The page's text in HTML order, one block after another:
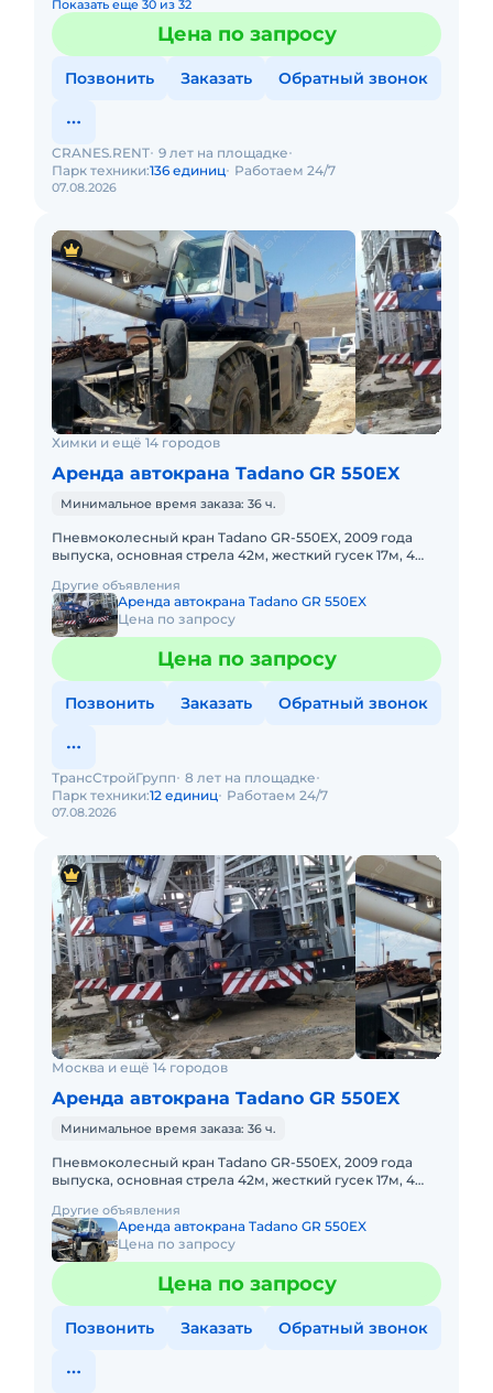
Показать еще 30 из 32
Цена по запросу
Позвонить Заказать Обратный звонок
07.08.2026
CRANES.RENT 9 лет на площадке
Парк техники:136 единиц Работаем 24/7
Химки и ещё 14 городов
Аренда автокрана Tadano GR 550EX
Минимальное время заказа: 36 ч.
Пневмоколесный кран Tadano GR-550EX, 2009 года
выпуска, основная стрела 42м, жесткий гусек 17м, 4
дорогам общего
Другие объявления
Аренда автокрана Tadano GR 550EX
Цена по запросу
Цена по запросу
Позвонить Заказать Обратный звонок
07.08.2026
ТрансСтройГрупп 8 лет на площадке
Парк техники:12 единиц Работаем 24/7
Москва и ещё 14 городов
Аренда автокрана Tadano GR 550EX
Минимальное время заказа: 36 ч.
Пневмоколесный кран Tadano GR-550EX, 2009 года
выпуска, основная стрела 42м, жесткий гусек 17м, 4
дорогам общего
Другие объявления
Аренда автокрана Tadano GR 550EX
Цена по запросу
Цена по запросу
Позвонить Заказать Обратный звонок